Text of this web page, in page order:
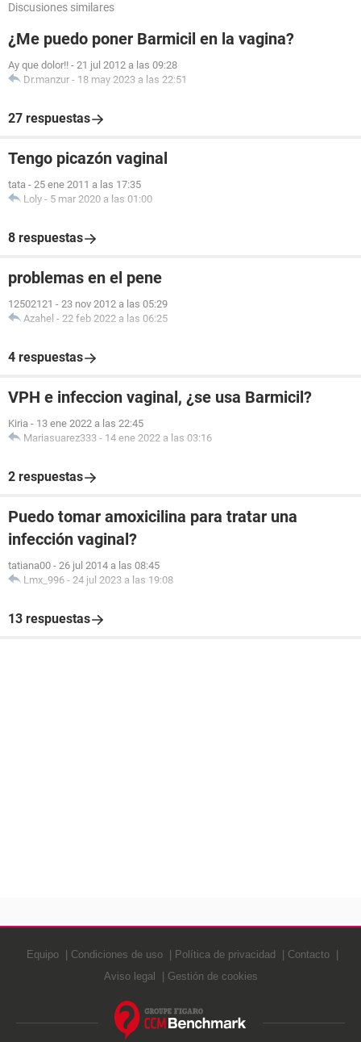
Discusiones similares
¿Me puedo poner Barmicil en la vagina?
Ay que dolor!! - 21 jul 2012 a las 09:28
Dr.manzur - 18 may 2023 a las 22:51
27 respuestas
Tengo picazón vaginal
tata - 25 ene 2011 a las 17:35
Loly - 5 mar 2020 a las 01:00
8 respuestas
problemas en el pene
12502121 - 23 nov 2012 a las 05:29
Azahel - 22 feb 2022 a las 06:25
4 respuestas
VPH e infeccion vaginal, ¿se usa Barmicil?
Kiria - 13 ene 2022 a las 22:45
Mariasuarez333 - 14 ene 2022 a las 03:16
2 respuestas
Puedo tomar amoxicilina para tratar una
infección vaginal?
tatiana00 - 26 jul 2014 a las 08:45
Lmx_996 - 24 jul 2023 a las 19:08
13 respuestas
Equipo Condiciones de uso Política de privacidad
Contacto
Aviso legal
Gestión de cookies